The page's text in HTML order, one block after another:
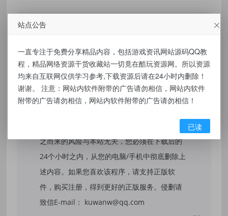
本站提供的资源，都来自网络，版权争议与本
站无关，所有内容及软件的文章仅限用于学习
和研究目的。不得将上述内容用于商业或者非
之而来的风险与本站无关，您必须在下载后的
24个小时之内，从您的电脑/手机中彻底删除上
述内容。如果您喜欢该程序，请支持正版软
件，购买注册，得到更好的正版服务。侵删请
致信E-mail： kuwanw@qq.com
站点公告
一直专注于免费分享精品内容，包括游戏资讯网站源码QQ教
程，精品网络资源干货收藏站一切竟在酷玩资源网。所以资源
均来自互联网仅供学习参考,下载资源后请在24小时内删除！
谢谢。 注意：网站内软件附带的广告请勿相信，网站内软件
附带的广告请勿相信，网站内软件附带的广告请勿相信！
已读